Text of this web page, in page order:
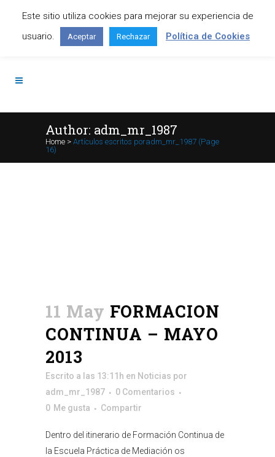
Contáctanos: +34 645 295 966
Author: adm_mr_1987
Home > Artículos escritos poradm_mr_1987 (Page
16)
11 May FORMACION
CONTINUA – MAYO
2013
Escrito a las 13:11h en Noticias por
adm_mr_1987
0 Comentarios
0 Me gusta Compartir
Dentro del itinerario de Formación Continua de
la Escuela Práctica de Mediación os
Este sitio utiliza cookies para mejorar su experiencia de
usuario.
Aceptar Rechazar Política de Cookies